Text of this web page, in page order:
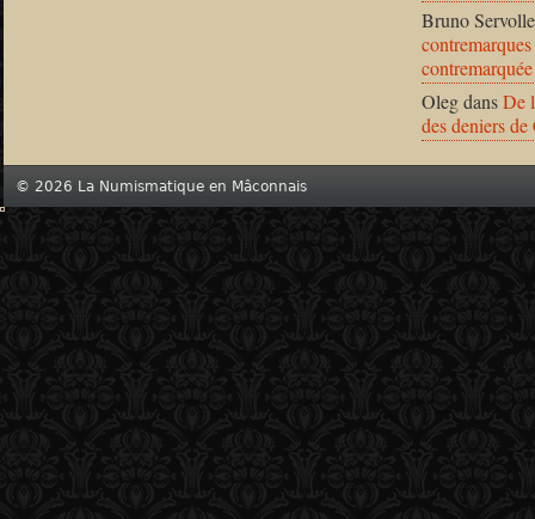
Bruno Servolle
OlegdansDe
des deniers
© 2026 La Numismatique en Mâconnais